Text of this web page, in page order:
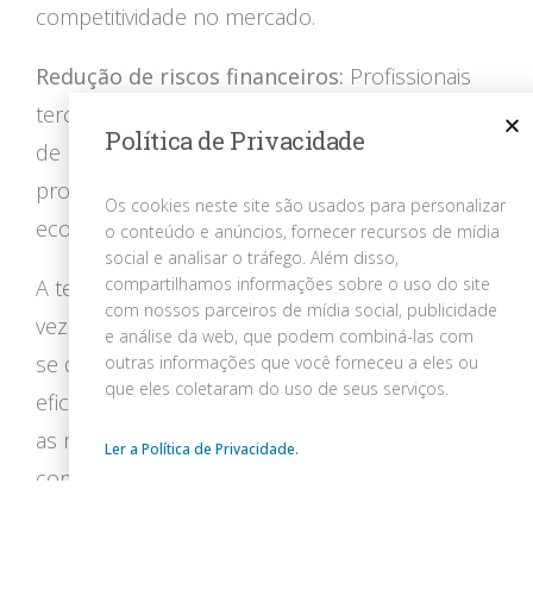
competitividade no mercado.
Redução de riscos financeiros: Profissionais
terceirizados trabalham com rigoroso controle
de riscos, ajudando a empresa a evitar
problemas, identificando oportunidades de
economia e maximizando a rentabilidade.
A terceirização estratégica é uma prática cada
vez mais adotada por empresas que desejam
se dedicar a uma gestão financeira mais
eficiente, focada em resultados e alinhada com
as melhores práticas do mercado. Ao contar
com a parceria de uma empresa especializada,
Política de Privacidade
Os cookies neste site são usados para personalizar
o conteúdo e anúncios, fornecer recursos de mídia
social e analisar o tráfego. Além disso,
compartilhamos informações sobre o uso do site
com nossos parceiros de mídia social, publicidade
e análise da web, que podem combiná-las com
outras informações que você forneceu a eles ou
que eles coletaram do uso de seus serviços.
Ler a Política de Privacidade.